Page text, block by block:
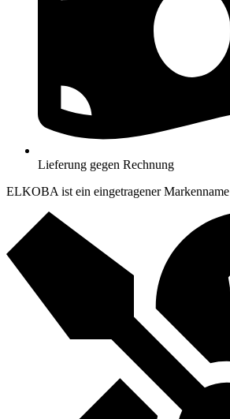
Lieferung gegen Rechnung
ELKOBA ist ein eingetragener Markenname